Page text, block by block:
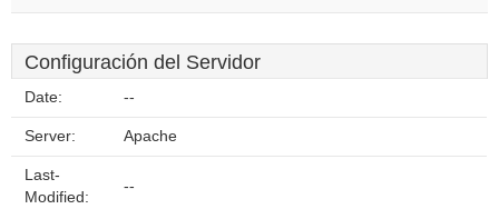
Configuración del Servidor
Date: --
Server: Apache
Last-
Modified:
--